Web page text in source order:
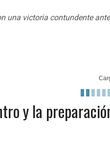
una victoria contundente
y la